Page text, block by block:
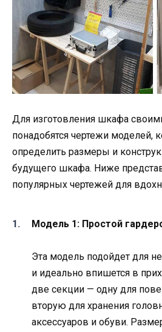
Для изготовления шкафа
понадобятся чертежи моделей,
определить размеры и
будущего шкафа. Ниже
популярных чертежей для
Модель 1: Простой
Эта модель подойдет для
и идеально впишется в
две секции — одну для
вторую для хранения
аксессуаров и обуви.